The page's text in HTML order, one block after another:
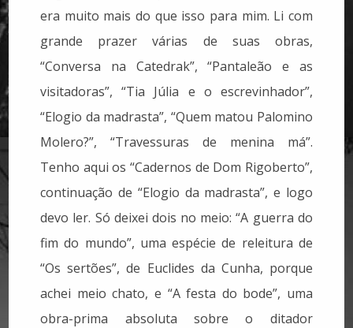
era muito mais do que isso para mim. Li com
grande prazer várias de suas obras,
“Conversa na Catedrak”, “Pantaleão e as
visitadoras”, “Tia Júlia e o escrevinhador”,
“Elogio da madrasta”, “Quem matou Palomino
Molero?”, “Travessuras de menina má”.
Tenho aqui os “Cadernos de Dom Rigoberto”,
continuação de “Elogio da madrasta”, e logo
devo ler. Só deixei dois no meio: “A guerra do
fim do mundo”, uma espécie de releitura de
“Os sertões”, de Euclides da Cunha, porque
achei meio chato, e “A festa do bode”, uma
obra-prima absoluta sobre o ditador